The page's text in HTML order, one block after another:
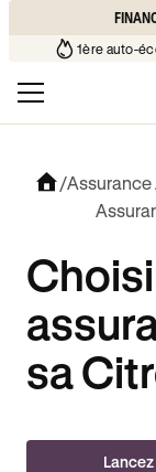
école de votre
/Assurance
sa